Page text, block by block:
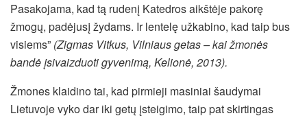
Pasakojama, kad tą rudenį Katedros aikštėje pakorę
žmogų, padėjusį žydams. Ir lentelę užkabino, kad taip bus
visiems” (Zigmas Vitkus, Vilniaus getas – kai žmonės
bandė įsivaizduoti gyvenimą, Kelionė, 2013).
Žmones klaidino tai, kad pirmieji masiniai šaudymai
Lietuvoje vyko dar iki getų įsteigimo, taip pat skirtingas